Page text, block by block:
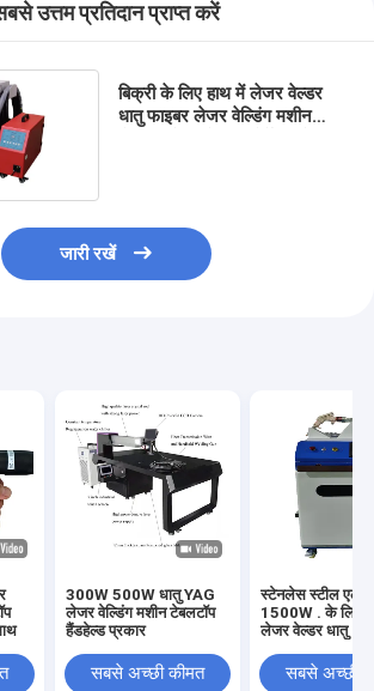
उत्तम प्रतिदान प्राप्त करें
बिक्री के लिए हाथ में लेजर वेल्डर
धातु फाइबर लेजर वेल्डिंग मशीन
जारी रखें
300W 500W धातु YAG
लेजर वेल्डिंग मशीन टेबलटॉप
हैंडहेल्ड प्रकार
सबसे अच्छी कीमत
स्टेनलेस स्टील
1500W . के लिए
लेजर वेल्डर धातु
सबसे अच्छी